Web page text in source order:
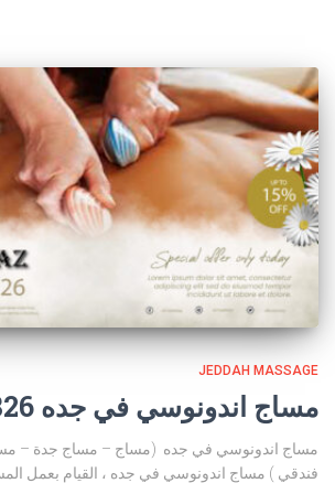
JEDDAH MASSAGE
مساج اندونوسي في جده 0590648826
مساج اندونوسي في جده (مساج – مساج جدة –
فندقي ) مساج اندونوسي في جده ، القيام بعمل